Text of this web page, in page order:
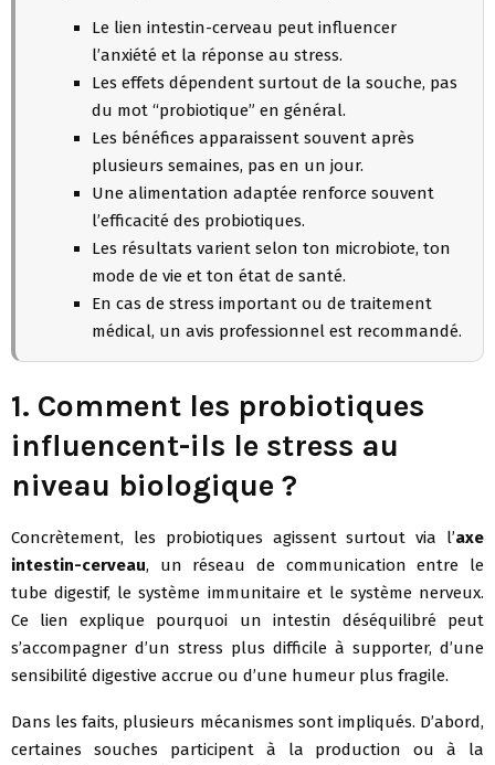
Le lien intestin-cerveau peut influencer
l’anxiété et la réponse au stress.
Les effets dépendent surtout de la souche, pas
du mot “probiotique” en général.
Les bénéfices apparaissent souvent après
plusieurs semaines, pas en un jour.
Une alimentation adaptée renforce souvent
l’efficacité des probiotiques.
Les résultats varient selon ton microbiote, ton
mode de vie et ton état de santé.
En cas de stress important ou de traitement
médical, un avis professionnel est recommandé.
1. Comment les probiotiques
influencent-ils le stress au
niveau biologique ?
Concrètement, les probiotiques agissent surtout via l’axe
intestin-cerveau, un réseau de communication entre le
tube digestif, le système immunitaire et le système nerveux.
Ce lien explique pourquoi un intestin déséquilibré peut
s’accompagner d’un stress plus difficile à supporter, d’une
sensibilité digestive accrue ou d’une humeur plus fragile.
Dans les faits, plusieurs mécanismes sont impliqués. D’abord,
certaines souches participent à la production ou à la